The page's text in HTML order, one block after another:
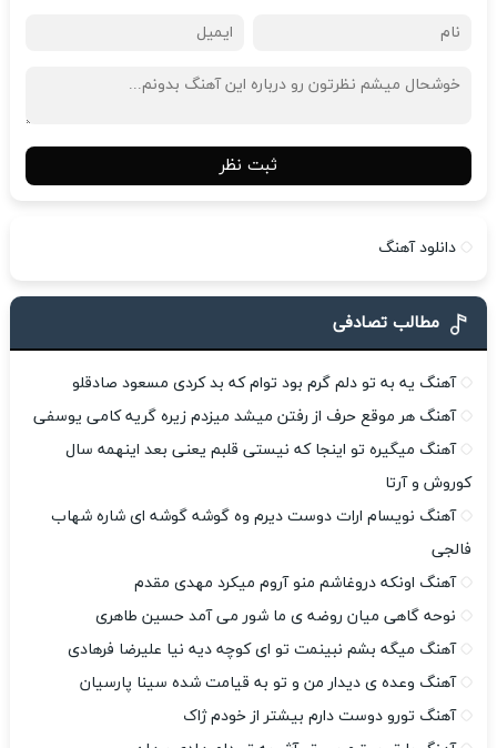
ثبت نظر
دانلود آهنگ
مطالب تصادفی
آهنگ یه به تو دلم گرم بود توام که بد کردی مسعود صادقلو
آهنگ هر موقع حرف از رفتن میشد میزدم زیره گریه کامی یوسفی
آهنگ میگیره تو اینجا که نیستی قلبم یعنی بعد اینهمه سال
کوروش و آرتا
آهنگ نویسام ارات دوست دیرم وه گوشه گوشه ای شاره شهاب
فالجی
آهنگ اونکه دروغاشم منو آروم میکرد مهدی مقدم
نوحه گاهی میان روضه ی ما شور می آمد حسین طاهری
آهنگ میگه بشم نبینمت تو ای کوچه دیه نیا علیرضا فرهادی
آهنگ وعده ی دیدار من و تو به قیامت شده سینا پارسیان
آهنگ تورو دوست دارم بیشتر از خودم ژاک